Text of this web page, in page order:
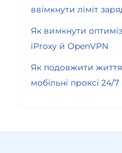
ввімкнути ліміт
Як вимкнути
iProxy й OpenVPN
Як подовжити життя
мобільні проксі 24/7